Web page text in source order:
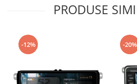
PRODUSE
-12% -20%